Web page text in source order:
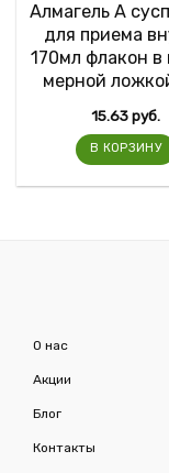
Алмагель А
для приема
170мл флакон в
мерной
15.63руб.
В КОРЗИНУ
О нас
Акции
Блог
Контакты